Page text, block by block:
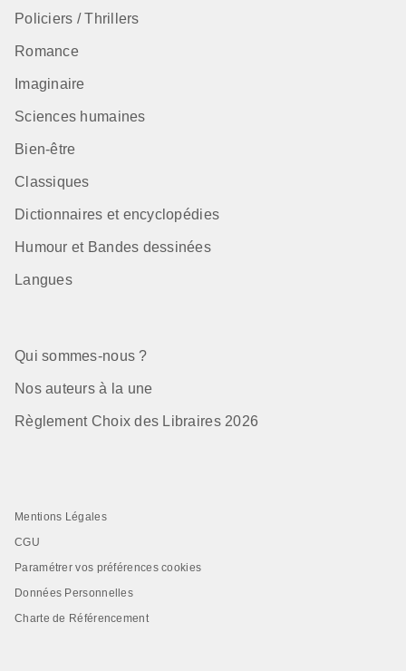
Policiers / Thrillers
Romance
Imaginaire
Sciences humaines
Bien-être
Classiques
Dictionnaires et encyclopédies
Humour et Bandes dessinées
Langues
Qui sommes-nous ?
Nos auteurs à la une
Règlement Choix des Libraires 2026
Mentions Légales
CGU
Paramétrer vos préférences cookies
Données Personnelles
Charte de Référencement